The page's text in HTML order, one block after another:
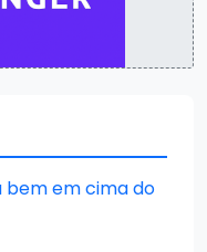
bem em cima do